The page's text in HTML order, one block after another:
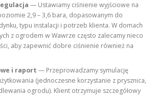
— Ustawiamy ciśnienie wyjściowe na
2,9 – 3,6 bara, dopasowanym do
typu instalacji i potrzeb klienta. W domach
z ogrodem w Wawrze często zalecamy nieco
aby zapewnić dobre ciśnienie również na
i raport — Przeprowadzamy symulację
(jednoczesne korzystanie z prysznica,
ogrodu). Klient otrzymuje szczegółowy